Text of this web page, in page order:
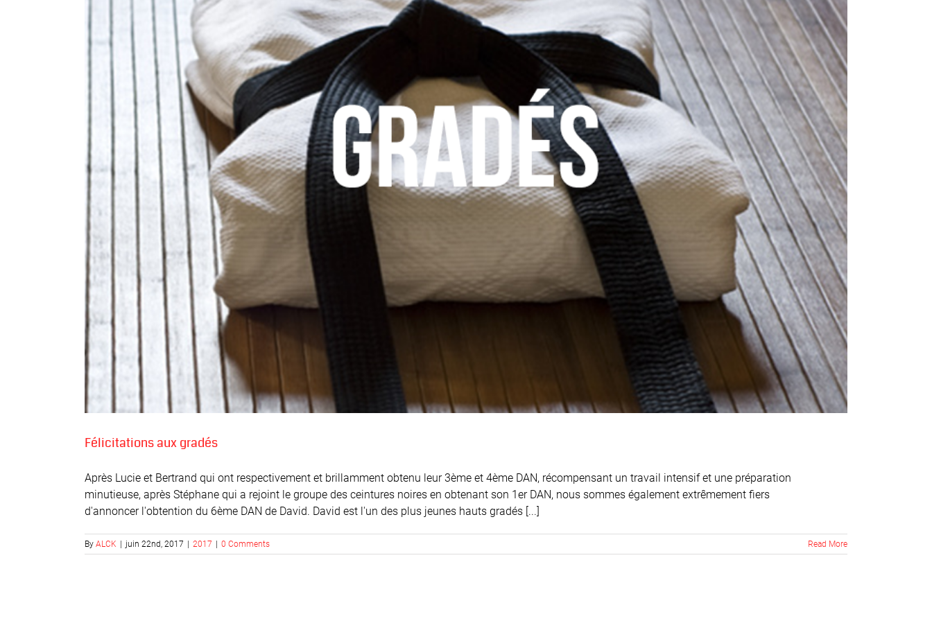
Félicitations aux gradés
Après Lucie et Bertrand qui ont respectivement et brillamment obtenu leur 3ème et 4ème DAN, récompensant un travail intensif et une préparation
minutieuse, après Stéphane qui a rejoint le groupe des ceintures noires en obtenant son 1er DAN, nous sommes également extrêmement fiers
d'annoncer l'obtention du 6ème DAN de David. David est l'un des plus jeunes hauts gradés [...]
By ALCK juin 22nd, 2017 2017 0 Comments Read More